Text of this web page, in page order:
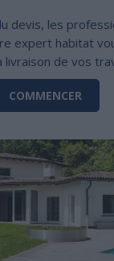
devis, les
expert habitat
livraison de vos
COMMENCER